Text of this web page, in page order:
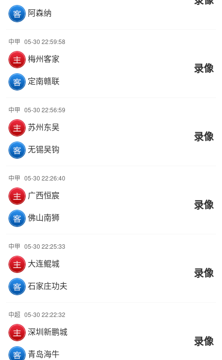
阿森纳
中甲 05-30 22:59:58
梅州客家
定南赣联
录像
中甲 05-30 22:56:59
苏州东吴
无锡吴钩
录像
中甲 05-30 22:26:40
广西恒宸
佛山南狮
录像
中甲 05-30 22:25:33
大连鲲城
石家庄功夫
录像
中超 05-30 22:22:32
深圳新鹏城
青岛海牛
录像